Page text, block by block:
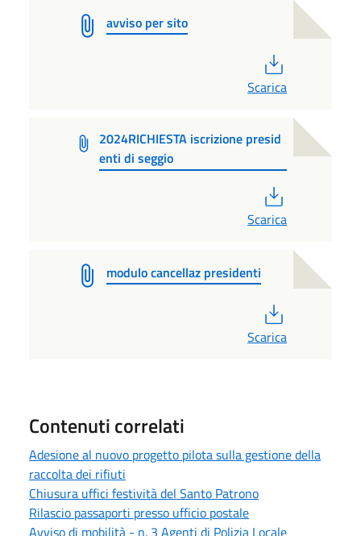
avviso per sito
Scarica
2024RICHIESTA iscrizione presid
enti di seggio
Scarica
modulo cancellaz presidenti
Scarica
Contenuti correlati
Adesione al nuovo progetto pilota sulla gestione della
raccolta dei rifiuti
Chiusura uffici festività del Santo Patrono
Rilascio passaporti presso ufficio postale
Avviso di mobilità - n. 3 Agenti di Polizia Locale